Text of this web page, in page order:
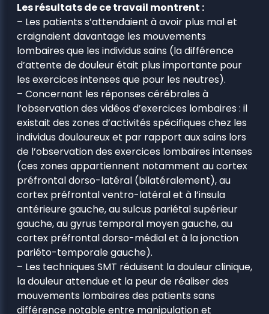
Les résultats de ce travail montrent :
– Les patients s’attendaient à avoir plus mal et
craignaient davantage les mouvements
lombaires que les individus sains (la différence
d’attente de douleur était plus importante pour
les exercices intenses que pour les neutres).
– Concernant les réponses cérébrales à
l’observation des vidéos d’exercices lombaires : il
existait des zones d’activités spécifiques chez les
individus douloureux et par rapport aux sains lors
de l’observation des exercices lombaires intenses
(ces zones appartiennent notamment au cortex
préfrontal dorso-latéral (bilatéralement), au
cortex préfrontal ventro-latéral et à l’insula
antérieure gauche, au sulcus pariétal supérieur
gauche, au gyrus temporal moyen gauche, au
cortex préfrontal dorso-médial et à la jonction
pariéto-temporale gauche).
– Les techniques SMT réduisent la douleur clinique,
la douleur attendue et la peur de réaliser des
mouvements lombaires des patients sans
différence notable entre manipulation et